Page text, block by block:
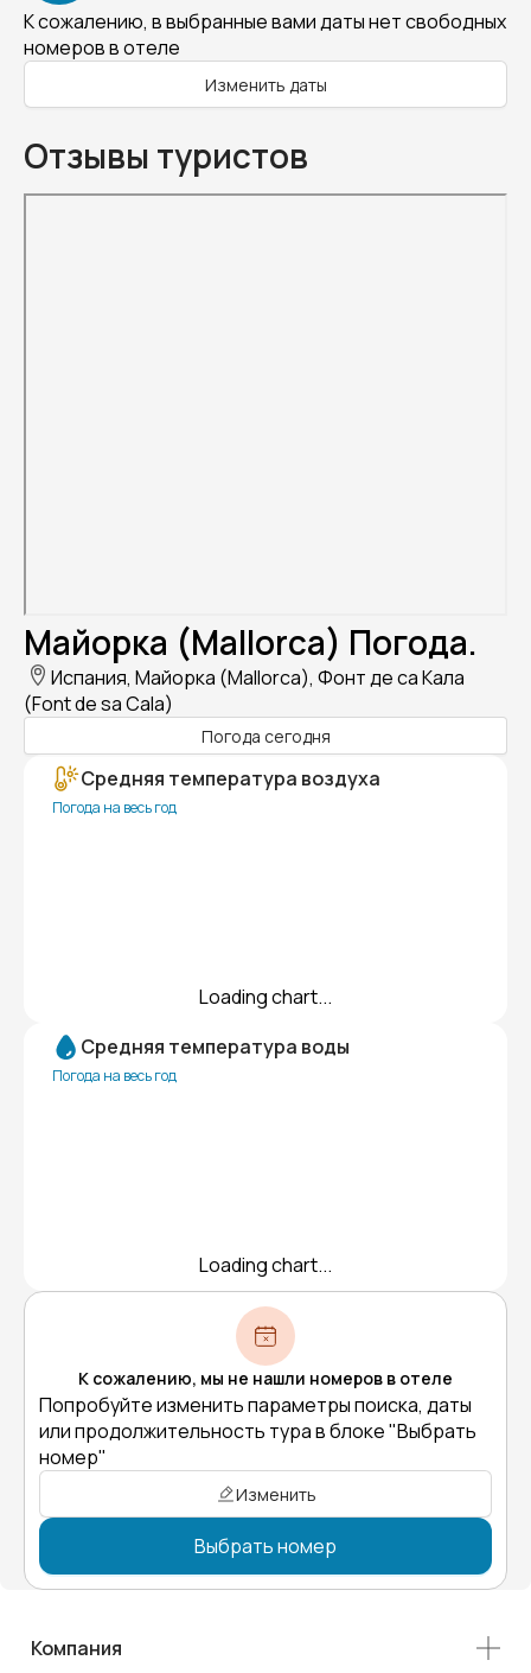
К сожалению, в выбранные вами даты нет свободных
номеров в отеле
Изменить даты
Отзывы туристов
Майорка (Mallorca) Погода.
Испания, Майорка (Mallorca), Фонт де са Кала
(Font de sa Cala)
Погода сегодня
Средняя температура воздуха
Погода на весь год
Loading chart...
Средняя температура воды
Погода на весь год
Loading chart...
К сожалению, мы не нашли номеров в отеле
Попробуйте изменить параметры поиска, даты
или продолжительность тура в блоке "Выбрать
номер"
Изменить
Выбрать номер
Компания